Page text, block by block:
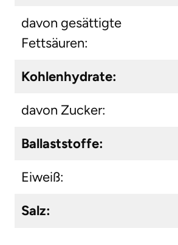
davon gesättigte
Fettsäuren:
Kohlenhydrate:
davon Zucker:
Ballaststoffe:
Eiweiß:
Salz: